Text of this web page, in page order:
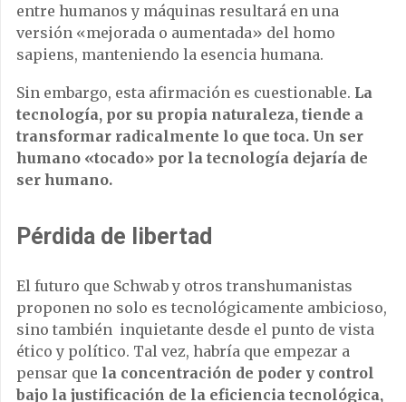
entre humanos y máquinas resultará en una
versión «mejorada o aumentada» del homo
sapiens, manteniendo la esencia humana.
Sin embargo, esta afirmación es cuestionable. La
tecnología, por su propia naturaleza, tiende a
transformar radicalmente lo que toca. Un ser
humano «tocado» por la tecnología dejaría de
ser humano.
Pérdida de libertad
El futuro que Schwab y otros transhumanistas
proponen no solo es tecnológicamente ambicioso,
sino también inquietante desde el punto de vista
ético y político. Tal vez, habría que empezar a
pensar que la concentración de poder y control
bajo la justificación de la eficiencia tecnológica,